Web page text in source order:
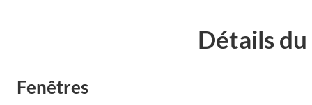
Détails
Fenêtres